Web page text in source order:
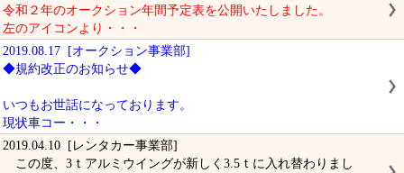
令和２年のオークション年間予定表を公開いたしました。
左のアイコンより・・・
2019.08.17 [オークション事業部]
◆規約改正のお知らせ◆
いつもお世話になっております。
現状車コー・・・
2019.04.10 [レンタカー事業部]
この度、3ｔアルミウイングが新しく3.5ｔに入れ替わりまし